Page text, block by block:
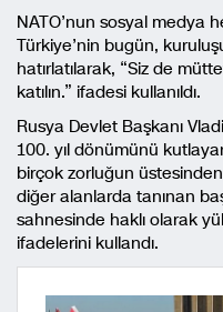
NATO’nun sosyal medya
Türkiye’nin bugün,
hatırlatılarak, “Siz de
katılın.” ifadesi kullanıldı.
Rusya Devlet Başkanı
100. yıl dönümünü
birçok zorluğun
diğer alanlarda tanınan
sahnesinde haklı olarak
ifadelerini kullandı.